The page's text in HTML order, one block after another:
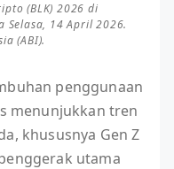
(BLK) 2026 di
Selasa, 14 April 2026.
(ABI).
penggunaan
menunjukkan tren
khususnya Gen Z
utama